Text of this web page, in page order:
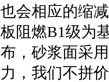
也会相应的缩
板阻燃B1级为
布，砂浆面采
力，我们不拼